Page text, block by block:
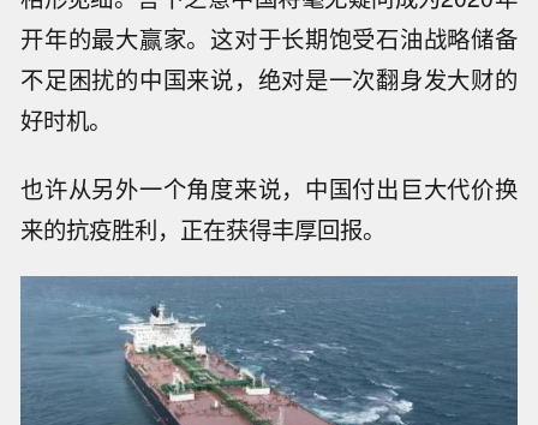
开年的最大赢家。这对于长期饱受石油战略储备
不足困扰的中国来说，绝对是一次翻身发大财的
好时机。
也许从另外一个角度来说，中国付出巨大代价换
来的抗疫胜利，正在获得丰厚回报。